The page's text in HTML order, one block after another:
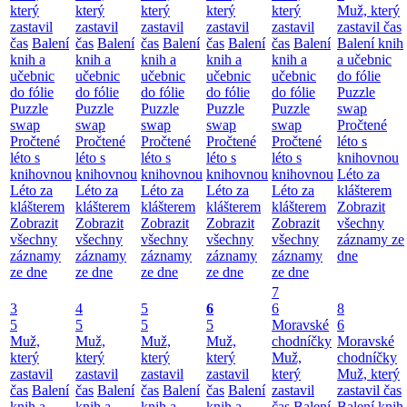
který
zastavil
čas Balení
knih a
učebnic
do fólie
Puzzle
swap
Pročtené
léto s
knihovnou
Léto za
klášterem
Zobrazit
všechny
záznamy
ze dne
který
zastavil
čas Balení
knih a
učebnic
do fólie
Puzzle
swap
Pročtené
léto s
knihovnou
Léto za
klášterem
Zobrazit
všechny
záznamy
ze dne
který
zastavil
čas Balení
knih a
učebnic
do fólie
Puzzle
swap
Pročtené
léto s
knihovnou
Léto za
klášterem
Zobrazit
všechny
záznamy
ze dne
který
zastavil
čas Balení
knih a
učebnic
do fólie
Puzzle
swap
Pročtené
léto s
knihovnou
Léto za
klášterem
Zobrazit
všechny
záznamy
ze dne
který
zastavil
čas Balení
knih a
učebnic
do fólie
Puzzle
swap
Pročtené
léto s
knihovnou
Léto za
klášterem
Zobrazit
všechny
záznamy
ze dne
Muž, který
zastavil čas
Balení knih
a učebnic
do fólie
Puzzle
swap
Pročtené
léto s
knihovnou
Léto za
klášterem
Zobrazit
všechny
záznamy ze
dne
3
5
Muž,
který
zastavil
čas Balení
4
5
Muž,
který
zastavil
čas Balení
5
5
Muž,
který
zastavil
čas Balení
6
5
Muž,
který
zastavil
čas Balení
7
6
Moravské
chodníčky
Muž,
který
zastavil
8
6
Moravské
chodníčky
Muž, který
zastavil čas